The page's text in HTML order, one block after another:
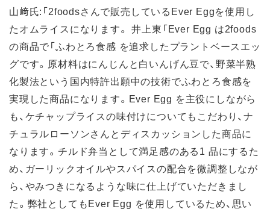
山﨑氏:「2foodsさんで販売しているEver Eggを使用し
たオムライスになります。 井上東「Ever Egg は2foods
の商品で「ふわとろ食感 を追求したプラントベースエッ
グです。原材料はにんじんと白いんげん豆で、野菜半熟
化製法という国内特許出願中の技術でふわとろ食感を
実現した商品になります。Ever Egg を主役にしながら
も、ケチャップライスの味付けについてもこだわり、ナ
チュラルローソンさんとディスカッションした商品に
なります。チルド弁当として満足感のある1 品にするた
め、ガーリックオイルやスパイスの配合を微調整しなが
ら、やみつきになるような味に仕上げていただきまし
た。弊社としてもEver Egg を使用しているため、思い